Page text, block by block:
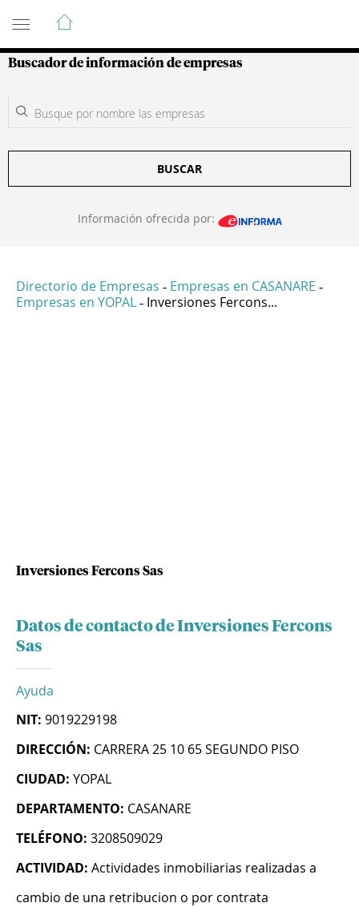
Guía de Empresas Colombianas
Buscador de información de empresas
BUSCAR
Información ofrecida por:
Directorio de Empresas - Empresas en CASANARE -
Empresas en YOPAL - Inversiones Fercons...
Inversiones Fercons Sas
Datos de contacto de Inversiones Fercons
Sas
Ayuda
NIT: 9019229198
DIRECCIÓN: CARRERA 25 10 65 SEGUNDO PISO
CIUDAD: YOPAL
DEPARTAMENTO: CASANARE
TELÉFONO: 3208509029
ACTIVIDAD: Actividades inmobiliarias realizadas a
cambio de una retribucion o por contrata